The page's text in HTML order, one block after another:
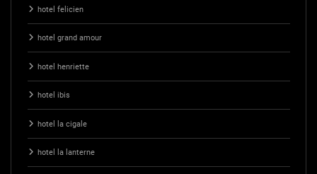
hotel felicien
hotel grand amour
hotel henriette
hotel ibis
hotel la cigale
hotel la lanterne